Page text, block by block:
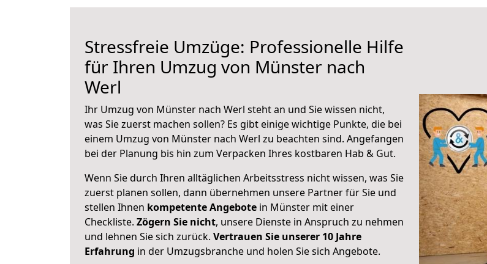
Stressfreie Umzüge: Professionelle Hilfe
für Ihren Umzug von Münster nach
Werl
Ihr Umzug von Münster nach Werl steht an und Sie wissen nicht,
was Sie zuerst machen sollen? Es gibt einige wichtige Punkte, die bei
einem Umzug von Münster nach Werl zu beachten sind. Angefangen
bei der Planung bis hin zum Verpacken Ihres kostbaren Hab & Gut.
Wenn Sie durch Ihren alltäglichen Arbeitsstress nicht wissen, was Sie
zuerst planen sollen, dann übernehmen unsere Partner für Sie und
stellen Ihnen kompetente Angebote in Münster mit einer
Checkliste. Zögern Sie nicht, unsere Dienste in Anspruch zu nehmen
und lehnen Sie sich zurück. Vertrauen Sie unserer 10 Jahre
Erfahrung in der Umzugsbranche und holen Sie sich Angebote.